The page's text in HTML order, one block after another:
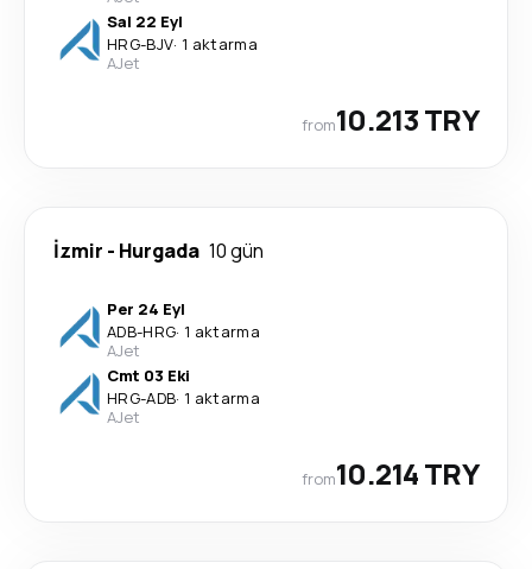
Sal 22 Eyl
HRG-BJV· 1 aktarma
AJet
from10.213 TRY
İzmir - Hurgada 10 gün
Per 24 Eyl
ADB-HRG· 1 aktarma
AJet
Cmt 03 Eki
HRG-ADB· 1 aktarma
AJet
from10.214 TRY